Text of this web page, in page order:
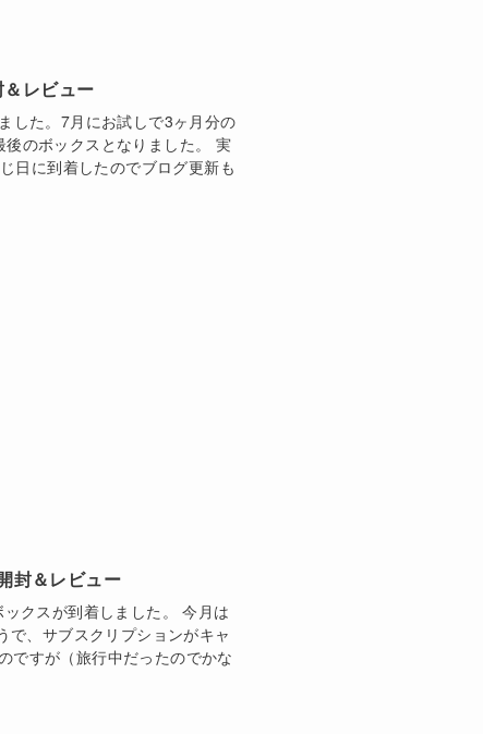
レビュー
した。7月にお試しで3ヶ月分の
のボックスとなりました。 実
日に到着したのでブログ更新も
＆レビュー
クスが到着しました。 今月は
、サブスクリプションがキャ
ですが（旅行中だったのでかな